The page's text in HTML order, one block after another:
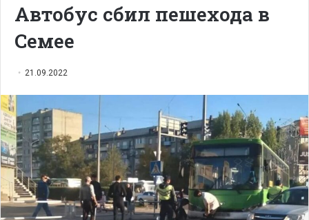
Автобус сбил пешехода в
Семее
21.09.2022